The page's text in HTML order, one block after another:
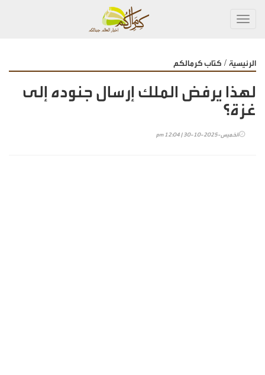
الرئيسية / كتاب كرمالكم
لهذا يرفض الملك إرسال جنوده إلى
غزة؟
الخميس-2025-10-30 | 12:04 pm